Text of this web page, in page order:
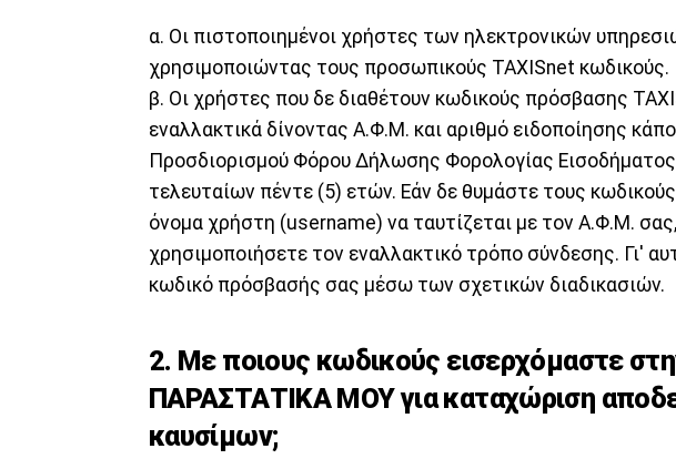
α. Οι πιστοποιημένοι χρήστες των ηλεκτρονικών
χρησιμοποιώντας τους προσωπικούς TAXISnet κωδικούς.
β. Οι χρήστες που δε διαθέτουν κωδικούς πρόσβασης
εναλλακτικά δίνοντας Α.Φ.Μ. και αριθμό ειδοποίησης
Προσδιορισμού Φόρου Δήλωσης Φορολογίας
τελευταίων πέντε (5) ετών. Εάν δε θυμάστε τους
όνομα χρήστη (username) να ταυτίζεται με τον Α.Φ.Μ.
χρησιμοποιήσετε τον εναλλακτικό τρόπο σύνδεσης. Γι'
κωδικό πρόσβασής σας μέσω των σχετικών διαδικασιών.
2. Με ποιους κωδικούς εισερχόμαστε
ΠΑΡΑΣΤΑΤΙΚΑ ΜΟΥ για καταχώριση
καυσίμων;